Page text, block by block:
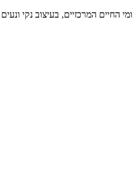
המרכזיים, בעיצוב נקי